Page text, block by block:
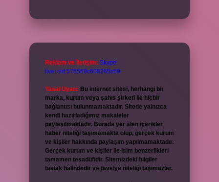
Reklam ve İletişim: Skype:
live:.cid.575569c608265c69
Yasal Uyarı: Bu internet sitesi, herhangi bir
marka, kurum veya şahıs şirketi ile hiçbir
bağlantısı bulunmamaktadır. Sitede yalnızca
kendi hazırladığımız makaleler
paylaşılmaktadır. Burada yer alan içerikler
haber niteliği taşımamakta olup, gerçek kurum
ve kişiler hakkında paylaşım yapılmamaktadır.
Gerçek kurum ve kişiler ile isim benzerlikleri
tamamen tesadüfidir. Sitemizdeki bilgiler
taslak halindedir ve tavsiye niteliği taşımazlar.